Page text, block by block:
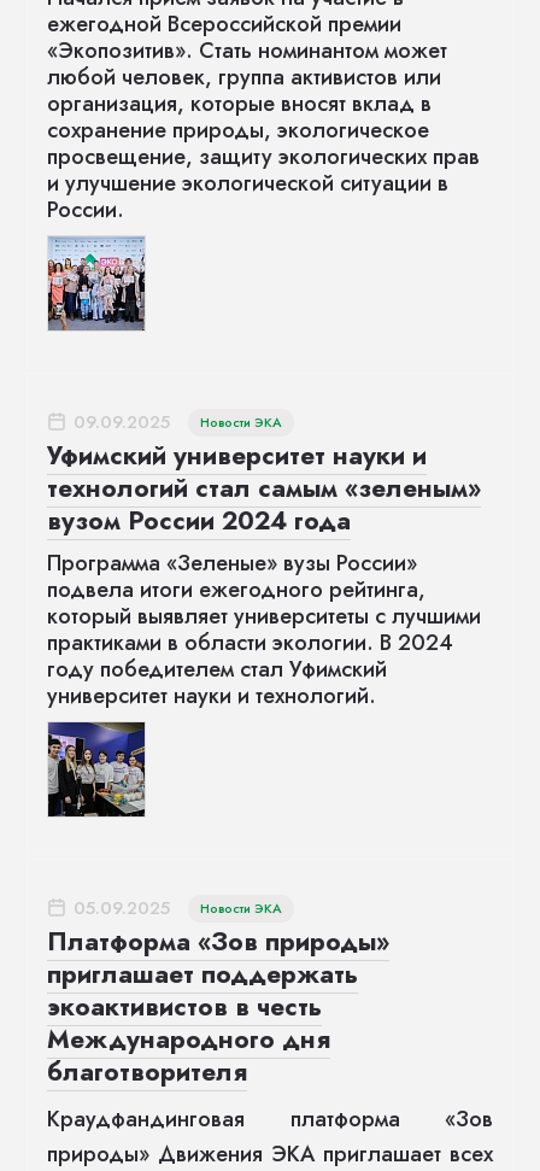
ежегодной Всероссийской премии
«Экопозитив». Стать номинантом может
любой человек, группа активистов или
организация, которые вносят вклад в
сохранение природы, экологическое
просвещение, защиту экологических прав
и улучшение экологической ситуации в
России.
09.09.2025 Новости ЭКА
Уфимский университет науки и
технологий стал самым «зеленым»
вузом России 2024 года
Программа «Зеленые» вузы России»
подвела итоги ежегодного рейтинга,
который выявляет университеты с лучшими
практиками в области экологии. В 2024
году победителем стал Уфимский
университет науки и технологий.
05.09.2025 Новости ЭКА
Платформа «Зов природы»
приглашает поддержать
экоактивистов в честь
Международного дня
благотворителя
Краудфандинговая платформа «Зов
природы» Движения ЭКА приглашает всех